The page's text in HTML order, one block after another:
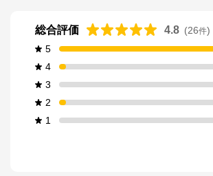
総合評価 4.8 (26件)
5
4
3
2
1